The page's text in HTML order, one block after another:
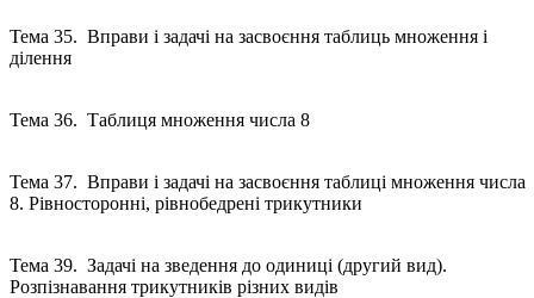
Тема 35. Вправи і задачі на засвоєння таблиць множення і
ділення
Тема 36. Таблиця множення числа 8
Тема 37. Вправи і задачі на засвоєння таблиці множення числа
8. Рівносторонні, рівнобедрені трикутники
Тема 39. Задачі на зведення до одиниці (другий вид).
Розпізнавання трикутників різних видів